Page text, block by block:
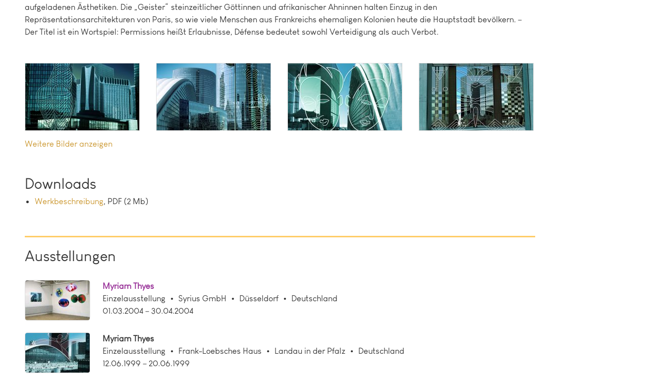
aufgeladenen Ästhetiken. Die „Geister“ steinzeitlicher Göttinnen und afrikanischer Ahninnen halten Einzug in den
Repräsentationsarchitekturen von Paris, so wie viele Menschen aus Frankreichs ehemaligen Kolonien heute die Hauptstadt bevölkern. –
Der Titel ist ein Wortspiel: Permissions heißt Erlaubnisse, Défense bedeutet sowohl Verteidigung als auch Verbot.
Bilder anzeigen
Downloads
Werkbeschreibung, PDF (2 Mb)
Ausstellungen
Myriam Thyes
Einzelausstellung
Syrius GmbH Düsseldorf
Deutschland
01.03.2004 – 30.04.2004
Myriam Thyes
Einzelausstellung
Frank-Loebsches Haus Landau in der Pfalz
Deutschland
12.06.1999 – 20.06.1999